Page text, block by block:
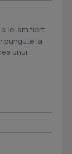
le-am fiert
pungute la
unui